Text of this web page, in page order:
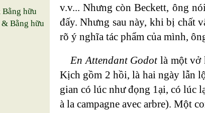
Bằng hữu
Bằng hữu
v.v... Nhưng còn Beckett, ông
đấy. Nhưng sau này, khi bị chất
rõ ý nghĩa tác phẩm của mình,
En Attendant Godotlà một vở
Kịch gồm 2 hồi, là hai ngày lẫn
gian có lúc như đọng 1ại, có lúc
à la campagne avec arbre). Một